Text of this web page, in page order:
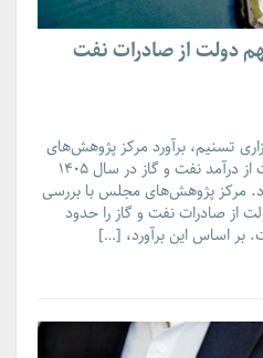
سهم دولت از صادرات نفت
تسنیم، برآورد مرکز پژوهش‌های
مجلس نشان میدهد، سهم دولت از درآمد نفت و گاز در سال ۱۴۰۵
بود. مرکز پژوهش‌های مجلس با بررسی
۱۴۰۵، سهم دولت از صادرات نفت و گاز را حدود